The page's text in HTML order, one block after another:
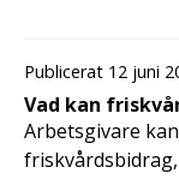
Publicerat 12 juni
Vad kan
Arbetsgivare